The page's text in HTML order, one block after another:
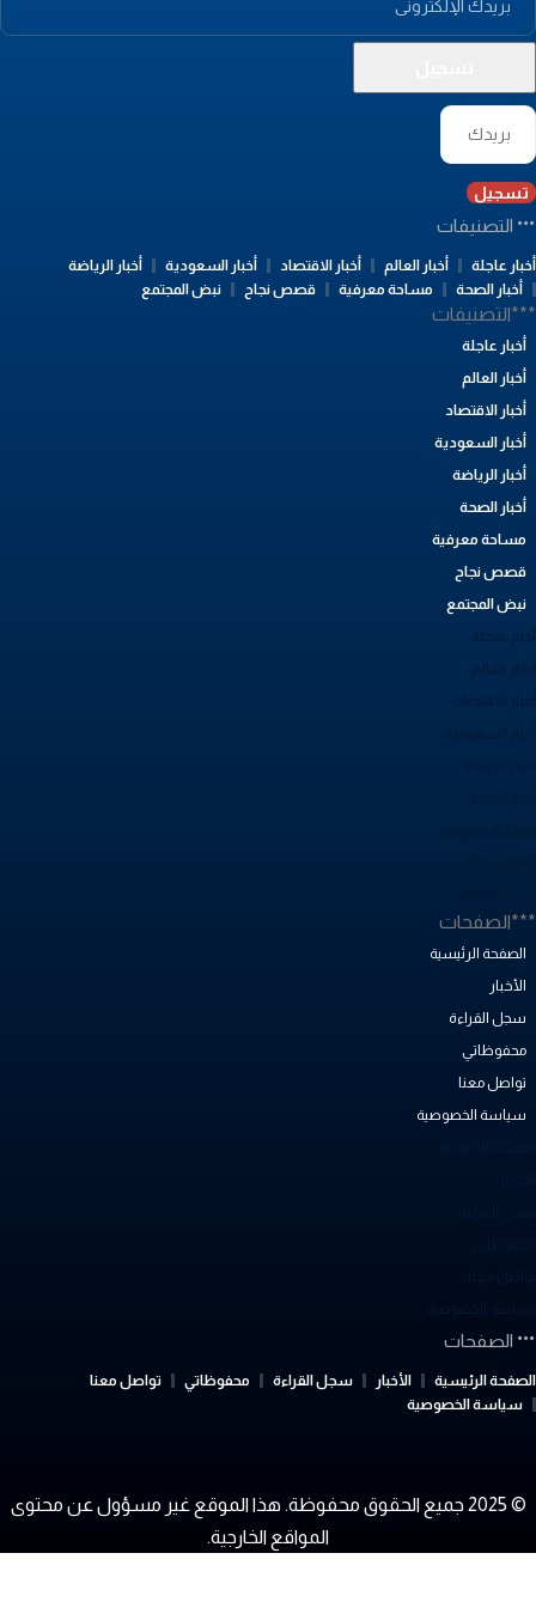
تسجيل
التصنيفات
عاجلة أخبار العالم أخبار الاقتصاد أخبار السعودية
أخبار الرياضة
أخبار الصحة
مساحة معرفية قصص نجاح نبض المجتمع
أخبار عاجلة
أخبار العالم
أخبار الاقتصاد
أخبار السعودية
أخبار الرياضة
أخبار الصحة
مساحة معرفية
قصص نجاح
نبض المجتمع
عاجلة
العالم
الاقتصاد
الصفحة الرئيسية
الأخبار
سجل القراءة
محفوظاتي
تواصل معنا
سياسة الخصوصية
الخصوصية
الصفحات
الرئيسية الأخبار سجل القراءة محفوظاتي
تواصل معنا
سياسة الخصوصية
© 2025 جميع الحقوق محفوظة. هذا الموقع غير مسؤول عن محتوى
المواقع الخارجية.